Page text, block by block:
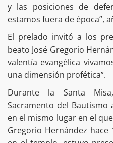
y las posiciones de
estamos fuera de época”,
El prelado invitó a los
beato José Gregorio
valentía evangélica
una dimensión profética”.
Durante la Santa
Sacramento del Bautismo
en el mismo lugar en el
Gregorio Hernández